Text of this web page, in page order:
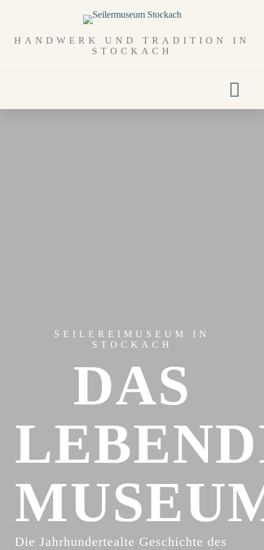
HANDWERK UND TRADITION IN
STOCKACH
SEILEREIMUSEUM IN
STOCKACH
DAS
Die Jahrhundertealte Geschichte des